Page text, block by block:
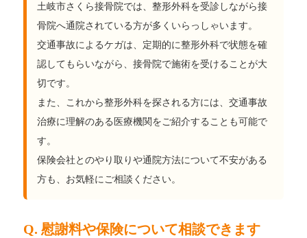
土岐市さくら接骨院では、整形外科を受診しながら接
骨院へ通院されている方が多くいらっしゃいます。
交通事故によるケガは、定期的に整形外科で状態を確
認してもらいながら、接骨院で施術を受けることが大
切です。
また、これから整形外科を探される方には、交通事故
治療に理解のある医療機関をご紹介することも可能で
す。
保険会社とのやり取りや通院方法について不安がある
方も、お気軽にご相談ください。
Q. 慰謝料や保険について相談できます